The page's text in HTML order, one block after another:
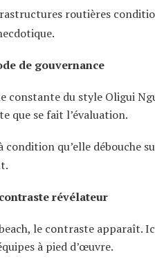
routières
de gouvernance
constante du style Oligui
que se fait l’évaluation.
condition qu’elle débouche
révélateur
le contraste apparaît.
à pied d’œuvre.